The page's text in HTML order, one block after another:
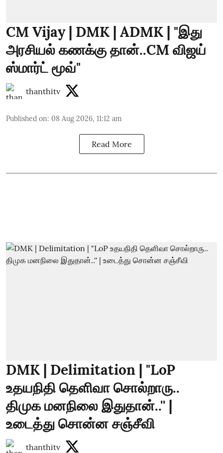
CM Vijay | DMK | ADMK | "இது
அரசியல் கணக்கு தான்..CM விஜய்
ஸ்மார்ட் மூவ்"
thanthitv
Published on: 08 Aug 2026, 11:12 am
Read More
DMK | Delimitation | "LoP
உதயநிதி தெளிவா சொல்றாரு..
திமுக மனநிலை இதுதான்..'' |
உடைத்து சொன்ன சஞ்சீவி
thanthitv